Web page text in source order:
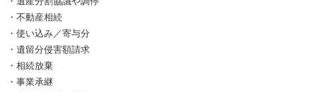
・不動産相続
・使い込み／寄与分
・遺留分侵害額請求
・相続放棄
・事業承継